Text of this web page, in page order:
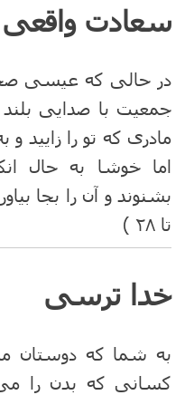
سعادت واقعی
در حالی که عیسی
جمعیت با صدایی
مادری که تو را زایید و
اما خوشا به حال
تا ۲۸ )
خدا ترسی
به شما که دوستان
کسانی که بدن را